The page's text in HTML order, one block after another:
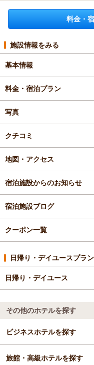
料金・
施設情報をみる
基本情報
料金・宿泊プラン
写真
クチコミ
地図・アクセス
宿泊施設からのお知らせ
宿泊施設ブログ
クーポン一覧
日帰り・デイユースプラ
日帰り・デイユース
その他のホテルを探す
ビジネスホテルを探す
福井県
旅館・高級ホテルを探す